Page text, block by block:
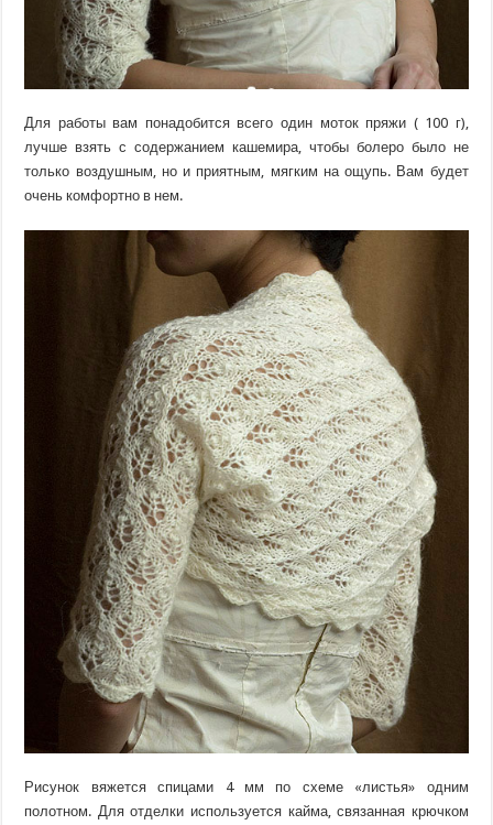
Для работы вам понадобится всего один моток пряжи ( 100 г),
лучше взять с содержанием кашемира, чтобы болеро было не
только воздушным, но и приятным, мягким на ощупь. Вам будет
очень комфортно в нем.
Рисунок вяжется спицами 4 мм по схеме «листья» одним
полотном. Для отделки используется кайма, связанная крючком